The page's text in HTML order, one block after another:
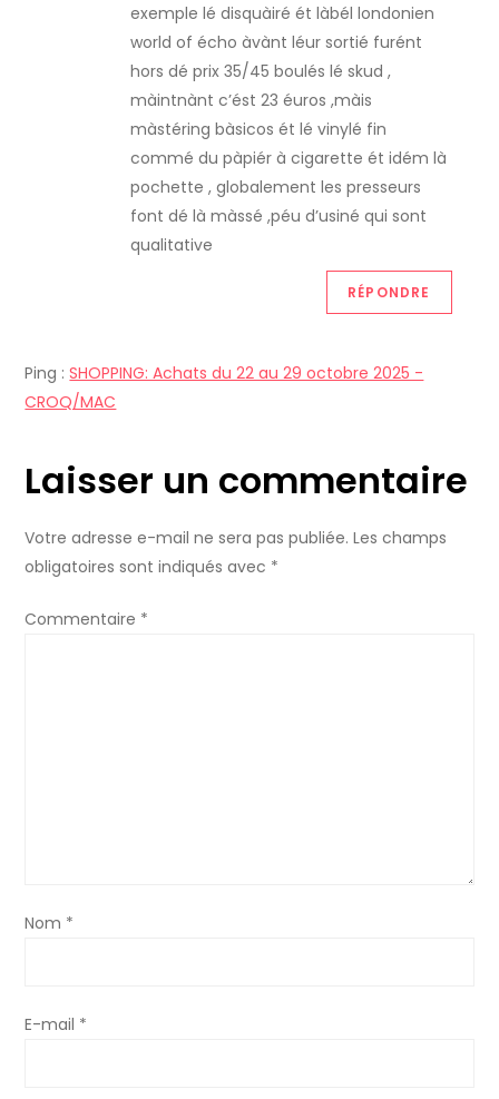
exemple lé disquàiré ét làbél londonien
world of écho àvànt léur sortié furént
hors dé prix 35/45 boulés lé skud ,
màintnànt c’ést 23 éuros ,màis
màstéring bàsicos ét lé vinylé fin
commé du pàpiér à cigarette ét idém là
pochette , globalement les presseurs
font dé là màssé ,péu d’usiné qui sont
qualitative
RÉPONDRE
Ping :SHOPPING: Achats du 22 au 29 octobre 2025 -
CROQ/MAC
Laisser un commentaire
Votre adresse e-mail ne sera pas publiée. Les champs
obligatoires sont indiqués avec *
Commentaire *
Nom *
E-mail *